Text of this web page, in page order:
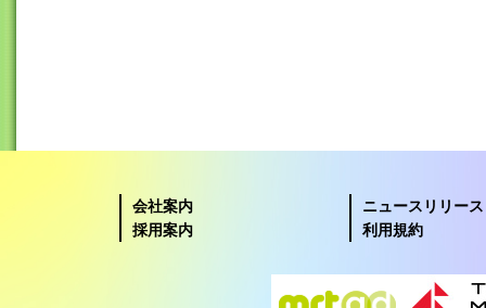
会社案内
ニュースリリース
採用案内
利用規約